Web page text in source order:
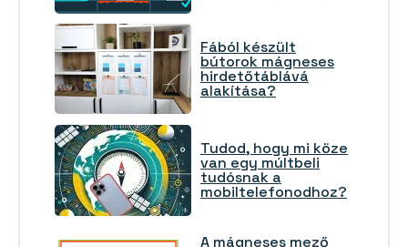
Fából készült
bútorok mágneses
hirdetőtáblává
alakítása?
Tudod, hogy mi köze
van egy múltbeli
tudósnak a
mobiltelefonodhoz?
A mágneses mező